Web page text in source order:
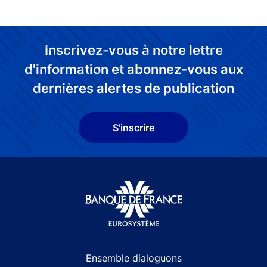
Inscrivez-vous à notre lettre
d'information et abonnez-vous aux
dernières alertes de publication
S'inscrire
Ensemble dialoguons